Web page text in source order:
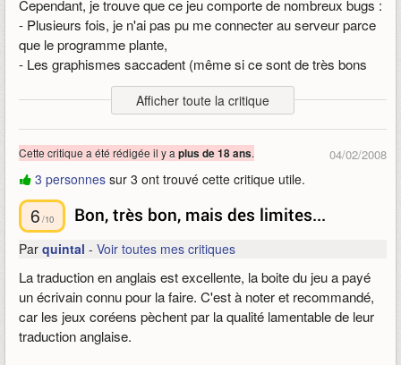
Cependant, je trouve que ce jeu comporte de nombreux bugs :
- Plusieurs fois, je n'ai pas pu me connecter au serveur parce
que le programme plante,
- Les graphismes saccadent (même si ce sont de très bons
graphismes, pour ma part) ,
Et il y a encor d'autre bugs...
Pour conclure, en dépit de ces bugs, je conseille vivement ce
MMO.
A++
Publié le 02/04/2008 20:21, modifié le 03/04/2008 10:01
Afficher toute la critique
04/02/2008
Cette critique a été rédigée il y a plus de 18 ans.
3 personnes sur 3 ont trouvé cette critique utile.
6 /10 Bon, très bon, mais des limites...
Par quintal - Voir toutes mes critiques
La traduction en anglais est excellente, la boite du jeu a payé
un écrivain connu pour la faire. C'est à noter et recommandé,
car les jeux coréens pèchent par la qualité lamentable de leur
traduction anglaise.